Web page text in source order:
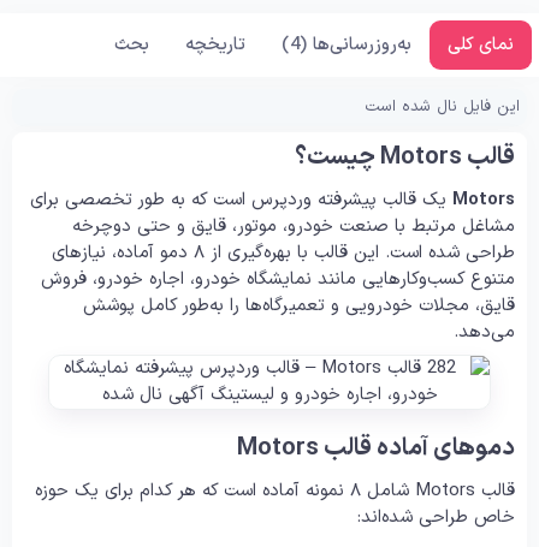
نمای کلی به‌روزرسانی‌ها (4) تاریخچه بحث
این فایل نال شده است
قالب Motors چیست؟
Motors یک قالب پیشرفته وردپرس است که به طور تخصصی برای
مشاغل مرتبط با صنعت خودرو، موتور، قایق و حتی دوچرخه
طراحی شده است. این قالب با بهره‌گیری از ۸ دمو آماده، نیازهای
متنوع کسب‌وکارهایی مانند نمایشگاه خودرو، اجاره خودرو، فروش
قایق، مجلات خودرویی و تعمیرگاه‌ها را به‌طور کامل پوشش
می‌دهد.
دموهای آماده قالب Motors
قالب Motors شامل ۸ نمونه آماده است که هر کدام برای یک حوزه
خاص طراحی شده‌اند: